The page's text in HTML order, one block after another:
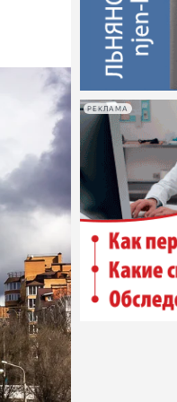
РЕКЛАМА